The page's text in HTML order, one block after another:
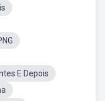
E Depois